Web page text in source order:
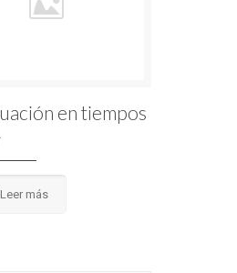
en tiempos
Leer más